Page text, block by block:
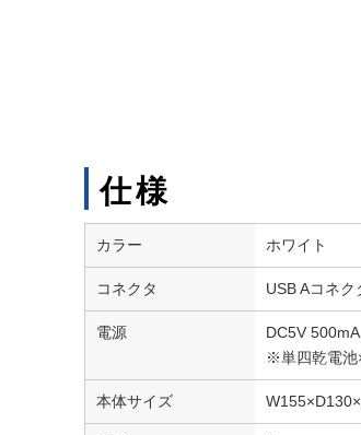
仕様
カラー ホワイト
コネクタ USB Aコネク
電源
DC5V 500mA
※単四乾電池
本体サイズ